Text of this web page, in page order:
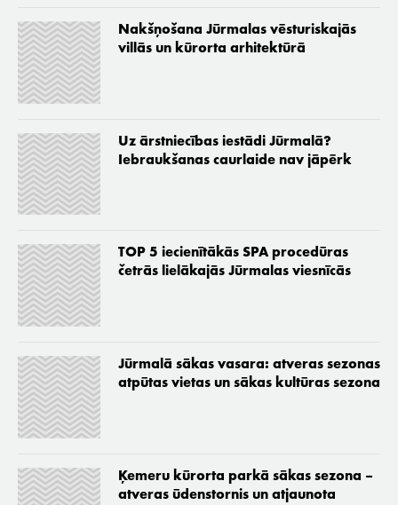
Nakšņošana Jūrmalas vēsturiskajās
villās un kūrorta arhitektūrā
Uz ārstniecības iestādi Jūrmalā?
Iebraukšanas caurlaide nav jāpērk
TOP 5 iecienītākās SPA procedūras
četrās lielākajās Jūrmalas viesnīcās
Jūrmalā sākas vasara: atveras sezonas
atpūtas vietas un sākas kultūras sezona
Ķemeru kūrorta parkā sākas sezona –
atveras ūdenstornis un atjaunota